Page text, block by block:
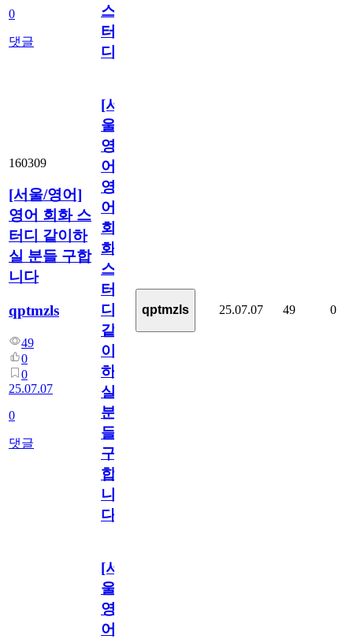
0
댓글
스
터
디
160309
[서울/영어]
영어 회화 스
터디 같이하
실 분들 구합
니다
qptmzls
49
0
0
25.07.07
0
댓글
[서
울/
영
어]
영
어
회
화
스
터
디
같
이
하
실
분
들
구
합
니
다
qptmzls 25.07.07 49 0
[서
울/
영
어]